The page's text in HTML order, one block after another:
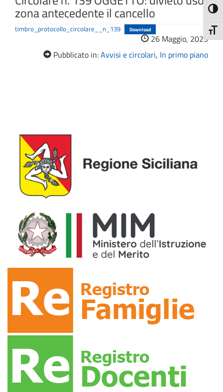
zona antecedente il cancello
timbro_protocollo_circolare__n_139 Download
26 Maggio, 2023
Pubblicato in:Avvisi e circolari, In primo piano